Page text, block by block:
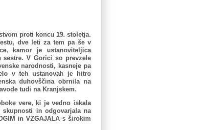
proti koncu 19. stoletja.
dve leti za tem pa še v
kamor je ustanoviteljica
sestre. V Gorici so prevzele
narodnosti, kasneje pa
v teh ustanovah je hitro
duhovščina obrnila na
tudi na Kranjskem.
vere, ki je vedno iskala
skupnosti in odgovarjala na
in VZGAJALA s širokim